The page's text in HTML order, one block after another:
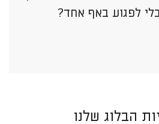
לפגוע באף אחד?
הבלוג שלנו